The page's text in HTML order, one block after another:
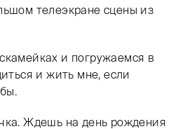
телеэкране сцены из
и погружаемся в
и жить мне, если
Ждешь на день рождения